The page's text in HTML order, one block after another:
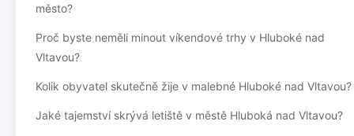
město?
Proč byste neměli minout víkendové trhy v Hluboké nad
Vltavou?
Kolik obyvatel skutečně žije v malebné Hluboké nad Vltavou?
Jaké tajemství skrývá letiště v městě Hluboká nad Vltavou?